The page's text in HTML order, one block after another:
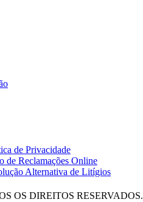
de Privacidade
de Reclamações Online
Alternativa de Litígios
OS DIREITOS RESERVADOS.